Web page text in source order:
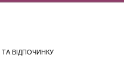
ВІДПОЧИНКУ